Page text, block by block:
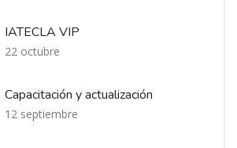
IATECLA VIP
22 octubre
Capacitación y actualización
12 septiembre